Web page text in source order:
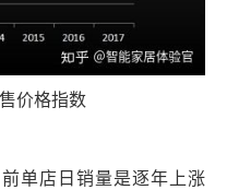
价格指数
店日销量是逐年上涨